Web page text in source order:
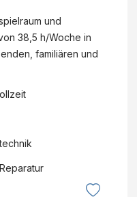
und
38,5 h/Woche in
familiären und